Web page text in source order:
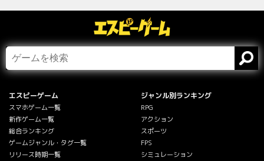
エスピーゲーム
スマホゲーム一覧
新作ゲーム一覧
総合ランキング
ゲームジャンル・タグ一覧
リリース時期一覧
ジャンル別ランキング
RPG
アクション
スポーツ
FPS
シミュレーション